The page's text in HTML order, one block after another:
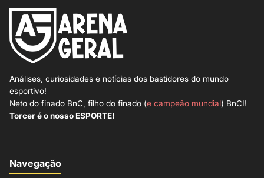
Análises, curiosidades e notícias dos bastidores do mundo
esportivo!
Neto do finado BnC, filho do finado (e campeão mundial) BnCI!
Torcer é o nosso ESPORTE!
Navegação